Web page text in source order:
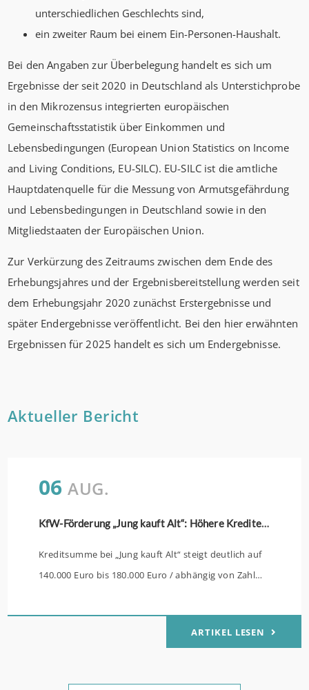
unterschiedlichen Geschlechts sind,
ein zweiter Raum bei einem Ein-Personen-Haushalt.
Bei den Angaben zur Überbelegung handelt es sich um
Ergebnisse der seit 2020 in Deutschland als Unterstichprobe
in den Mikrozensus integrierten europäischen
Gemeinschaftsstatistik über Einkommen und
Lebensbedingungen (European Union Statistics on Income
and Living Conditions, EU-SILC). EU-SILC ist die amtliche
Hauptdatenquelle für die Messung von Armutsgefährdung
und Lebensbedingungen in Deutschland sowie in den
Mitgliedstaaten der Europäischen Union.
Zur Verkürzung des Zeitraums zwischen dem Ende des
Erhebungsjahres und der Ergebnisbereitstellung werden seit
dem Erhebungsjahr 2020 zunächst Erstergebnisse und
später Endergebnisse veröffentlicht. Bei den hier erwähnten
Ergebnissen für 2025 handelt es sich um Endergebnisse.
Aktueller Bericht
06 AUG.
KfW-Förderung „Jung kauft Alt“: Höhere Kredite ab August 2026
Kreditsumme bei „Jung kauft Alt“ steigt deutlich auf
140.000 Euro bis 180.000 Euro / abhängig von Zahl
verbilligt: Heutiger Zins bei 0,53 Prozent effektiv bei
35 Jahren Laufzeit und 10 Jahren Zinsbindung
ARTIKEL LESEN